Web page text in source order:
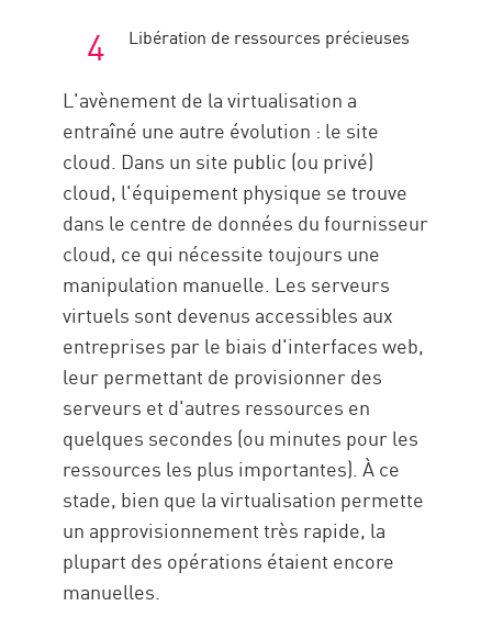
Libération de ressources précieuses
L'avènement de la virtualisation a
entraîné une autre évolution : le site
cloud. Dans un site public (ou privé)
cloud, l'équipement physique se trouve
dans le centre de données du fournisseur
cloud, ce qui nécessite toujours une
manipulation manuelle. Les serveurs
virtuels sont devenus accessibles aux
entreprises par le biais d'interfaces web,
leur permettant de provisionner des
serveurs et d'autres ressources en
quelques secondes (ou minutes pour les
ressources les plus importantes). À ce
stade, bien que la virtualisation permette
un approvisionnement très rapide, la
plupart des opérations étaient encore
manuelles.